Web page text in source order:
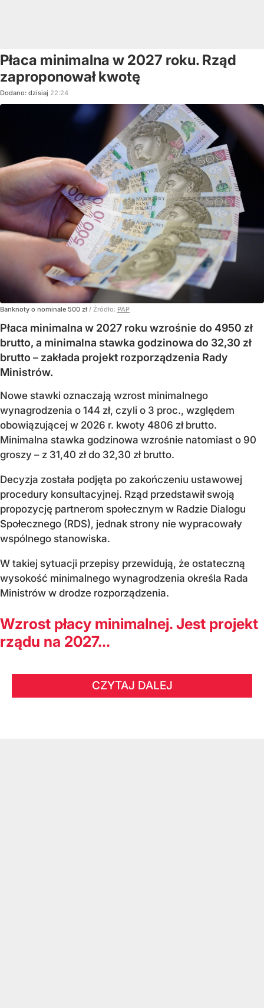
Płaca minimalna w 2027 roku. Rząd
zaproponował kwotę
Dodano: dzisiaj 22:24
Banknoty o nominale 500 zł / Źródło: PAP
Płaca minimalna w 2027 roku wzrośnie do 4950 zł
brutto, a minimalna stawka godzinowa do 32,30 zł
brutto – zakłada projekt rozporządzenia Rady
Ministrów.
Nowe stawki oznaczają wzrost minimalnego
wynagrodzenia o 144 zł, czyli o 3 proc., względem
obowiązującej w 2026 r. kwoty 4806 zł brutto.
Minimalna stawka godzinowa wzrośnie natomiast o 90
groszy – z 31,40 zł do 32,30 zł brutto.
Decyzja została podjęta po zakończeniu ustawowej
procedury konsultacyjnej. Rząd przedstawił swoją
propozycję partnerom społecznym w Radzie Dialogu
Społecznego (RDS), jednak strony nie wypracowały
wspólnego stanowiska.
W takiej sytuacji przepisy przewidują, że ostateczną
wysokość minimalnego wynagrodzenia określa Rada
Ministrów w drodze rozporządzenia.
Wzrost płacy minimalnej. Jest projekt
rządu na 2027...
CZYTAJ DALEJ